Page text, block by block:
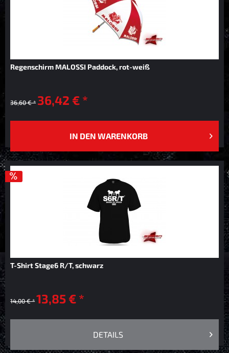
Regenschirm MALOSSI Paddock, rot-weiß
36,60 € * 36,42 € *
IN DEN WARENKORB
T-Shirt Stage6 R/T, schwarz
14,00 € * 13,85 € *
DETAILS